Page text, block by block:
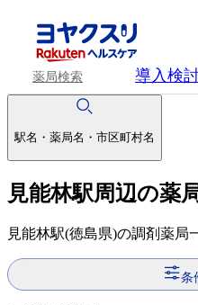
薬局検索 導入検
駅名・薬局名・市区町村名
見能林駅周辺の薬
見能林駅(徳島県)の調剤薬局
条